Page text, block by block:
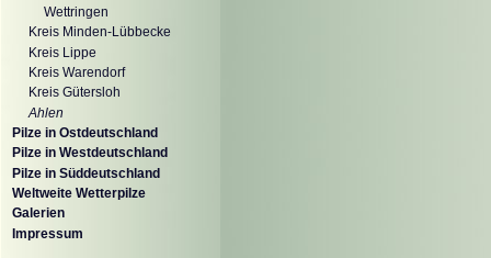
Wettringen
Kreis Minden-Lübbecke
Kreis Lippe
Kreis Warendorf
Kreis Gütersloh
Ahlen
Pilze in Ostdeutschland
Pilze in Westdeutschland
Pilze in Süddeutschland
Weltweite Wetterpilze
Galerien
Impressum